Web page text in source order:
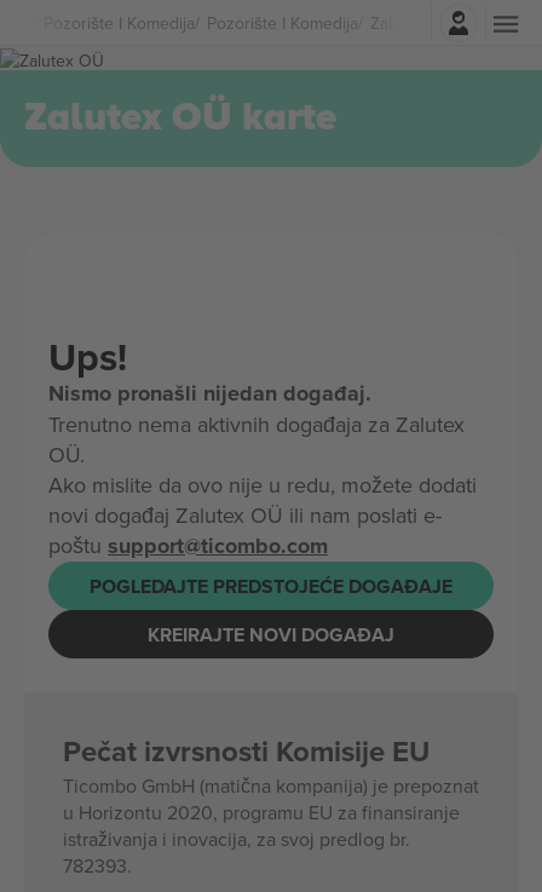
Pozorište I Komedija Pozorište I Komedija Zalutex OÜ Karte
Najavite se
Zalutex OÜ karte
Ups!
Nismo pronašli nijedan događaj.
Trenutno nema aktivnih događaja za Zalutex
OÜ.
Ako mislite da ovo nije u redu, možete dodati
novi događaj Zalutex OÜ ili nam poslati e-
poštu support@ticombo.com
POGLEDAJTE PREDSTOJEĆE DOGAĐAJE
KREIRAJTE NOVI DOGAĐAJ
Pečat izvrsnosti Komisije EU
Ticombo GmbH (matična kompanija) je prepoznat
u Horizontu 2020, programu EU za finansiranje
istraživanja i inovacija, za svoj predlog br.
782393.